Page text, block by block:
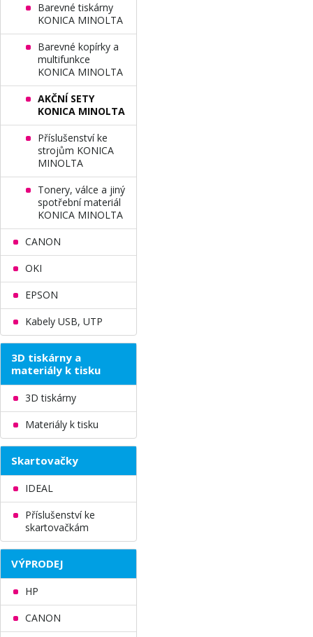
Barevné tiskárny
KONICA MINOLTA
Barevné kopírky a
multifunkce
KONICA MINOLTA
AKČNÍ SETY
KONICA MINOLTA
Příslušenství ke
strojům KONICA
MINOLTA
Tonery, válce a jiný
spotřební materiál
KONICA MINOLTA
CANON
OKI
EPSON
Kabely USB, UTP
3D tiskárny a
materiály k tisku
3D tiskárny
Materiály k tisku
Skartovačky
IDEAL
Příslušenství ke
skartovačkám
VÝPRODEJ
HP
CANON